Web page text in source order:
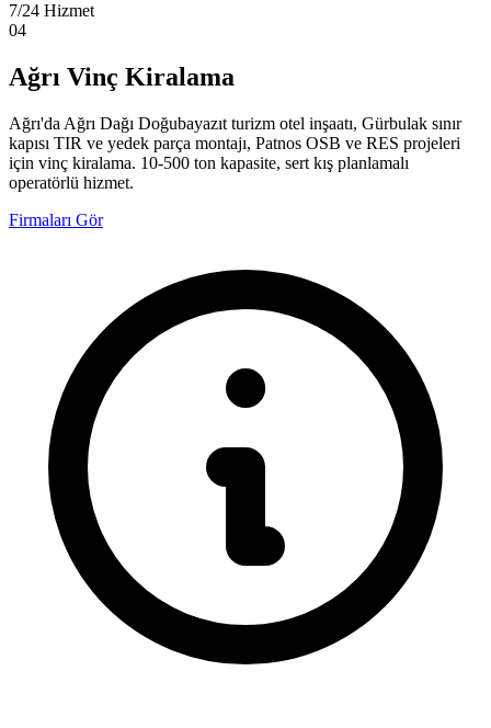
7/24 Hizmet
04
Ağrı Vinç Kiralama
Ağrı'da Ağrı Dağı Doğubayazıt turizm otel inşaatı, Gürbulak sınır
kapısı TIR ve yedek parça montajı, Patnos OSB ve RES projeleri
için vinç kiralama. 10-500 ton kapasite, sert kış planlamalı
operatörlü hizmet.
Firmaları Gör